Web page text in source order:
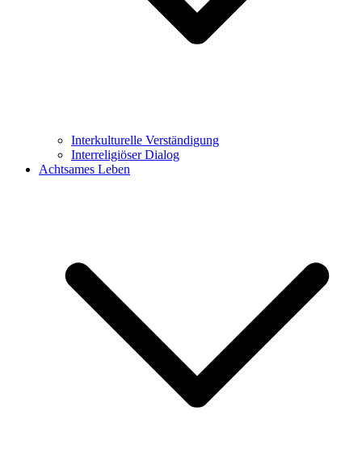
Interkulturelle Verständigung
Interreligiöser Dialog
Achtsames Leben